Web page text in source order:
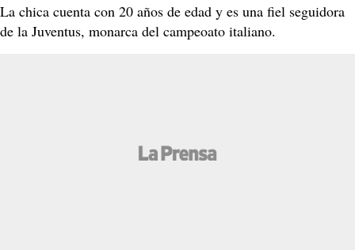
La chica cuenta con 20 años de edad y es una fiel seguidora
de la Juventus, monarca del campeoato italiano.